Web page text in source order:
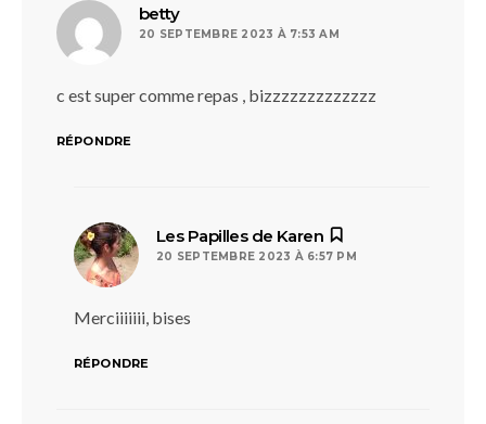
bettydit :
20 SEPTEMBRE 2023 À 7:53 AM
c est super comme repas , bizzzzzzzzzzzzz
RÉPONDRE
Les Papilles de Karen
20 SEPTEMBRE 2023 À 6:57 PM
Merciiiiiii, bises
RÉPONDRE